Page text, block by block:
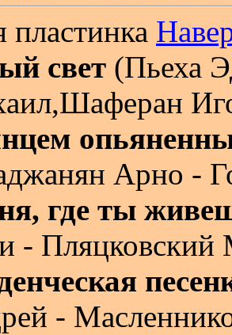
пластинка
свет (Пьеха
Арно -
где ты
- Пляцковский
-